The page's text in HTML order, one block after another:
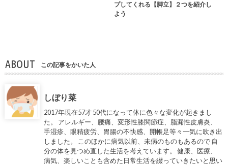
プしてくれる【脚立】２つを紹介し
よう
ABOUT この記事をかいた人
しぼり菜
2017年現在57才 50代になって体に色々な変化が起きまし
た。 アレルギー、腰痛、変形性膝関節症、脂漏性皮膚炎、
手湿疹、眼精疲労、胃腸の不快感、開帳足等々一気に吹き出
しました。 このほかに病気以前、未病のものもあるので 自
分の体を見つめ直した生活を考えています。 健康、医療、
病気、楽しいことも含めた日常生活を綴っていきたいと思い